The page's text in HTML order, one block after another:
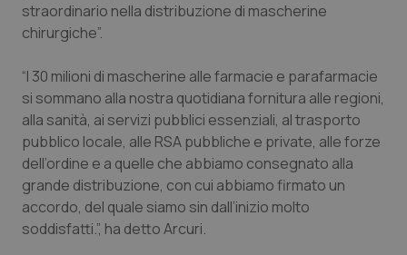
Emilia-Romagna
Lazio
Liguria
Lombardia
Colesterolo & coronaropatie
Diabete & glucometri
Disturbi dell’umore
Dolore
straordinario nella distribuzione di mascherine
chirurgiche”.
“I 30 milioni di mascherine alle farmacie e parafarmacie
si sommano alla nostra quotidiana fornitura alle regioni,
alla sanità, ai servizi pubblici essenziali, al trasporto
pubblico locale, alle RSA pubbliche e private, alle forze
dell’ordine e a quelle che abbiamo consegnato alla
grande distribuzione, con cui abbiamo firmato un
accordo, del quale siamo sin dall’inizio molto
soddisfatti.”, ha detto Arcuri.